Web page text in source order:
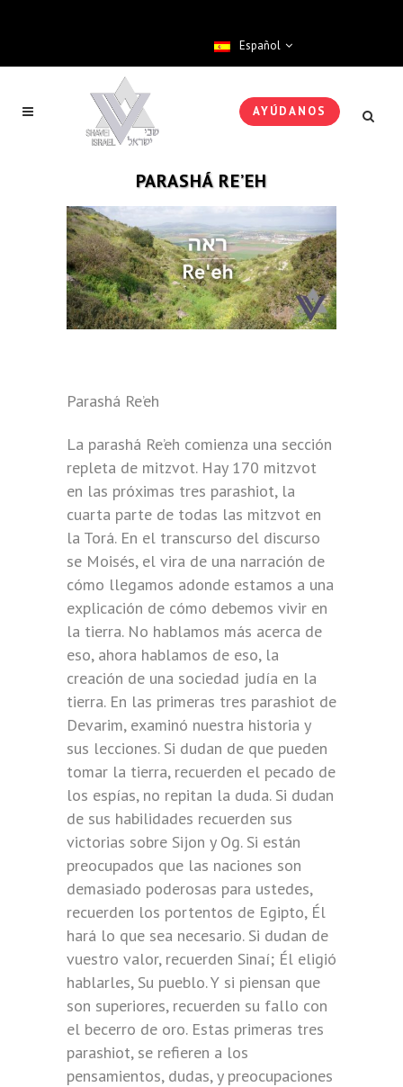
Español
AYÚDANOS
PARASHÁ RE’EH
Parashá Re’eh
La parashá Re’eh comienza una sección
repleta de mitzvot. Hay 170 mitzvot
en las próximas tres parashiot, la
cuarta parte de todas las mitzvot en
la Torá. En el transcurso del discurso
se Moisés, el vira de una narración de
cómo llegamos adonde estamos a una
explicación de cómo debemos vivir en
la tierra. No hablamos más acerca de
eso, ahora hablamos de eso, la
creación de una sociedad judía en la
tierra. En las primeras tres parashiot de
Devarim, examinó nuestra historia y
sus lecciones. Si dudan de que pueden
tomar la tierra, recuerden el pecado de
los espías, no repitan la duda. Si dudan
de sus habilidades recuerden sus
victorias sobre Sijon y Og. Si están
preocupados que las naciones son
demasiado poderosas para ustedes,
recuerden los portentos de Egipto, Él
hará lo que sea necesario. Si dudan de
vuestro valor, recuerden Sinaí; Él eligió
hablarles, Su pueblo. Y si piensan que
son superiores, recuerden su fallo con
el becerro de oro. Estas primeras tres
parashiot, se refieren a los
pensamientos, dudas, y preocupaciones